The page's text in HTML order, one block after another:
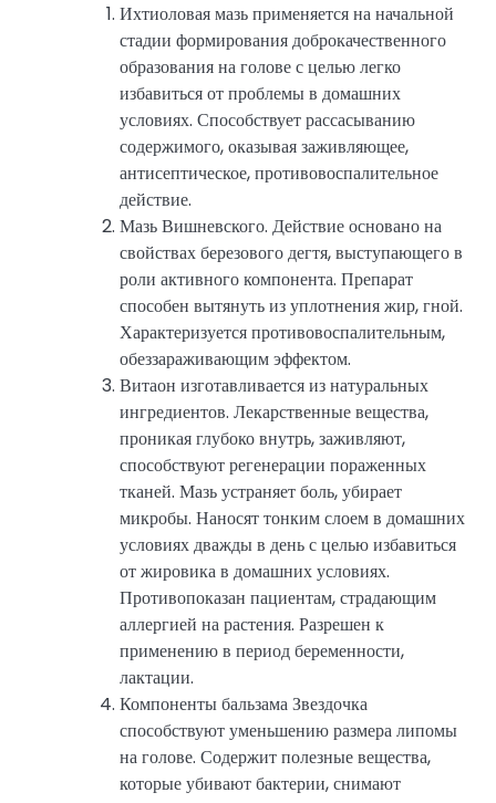
Ихтиоловая мазь применяется на начальной
стадии формирования доброкачественного
образования на голове с целью легко
избавиться от проблемы в домашних
условиях. Способствует рассасыванию
содержимого, оказывая заживляющее,
антисептическое, противовоспалительное
действие.
Мазь Вишневского. Действие основано на
свойствах березового дегтя, выступающего в
роли активного компонента. Препарат
способен вытянуть из уплотнения жир, гной.
Характеризуется противовоспалительным,
обеззараживающим эффектом.
Витаон изготавливается из натуральных
ингредиентов. Лекарственные вещества,
проникая глубоко внутрь, заживляют,
способствуют регенерации пораженных
тканей. Мазь устраняет боль, убирает
микробы. Наносят тонким слоем в домашних
условиях дважды в день с целью избавиться
от жировика в домашних условиях.
Противопоказан пациентам, страдающим
аллергией на растения. Разрешен к
применению в период беременности,
лактации.
Компоненты бальзама Звездочка
способствуют уменьшению размера липомы
на голове. Содержит полезные вещества,
которые убивают бактерии, снимают